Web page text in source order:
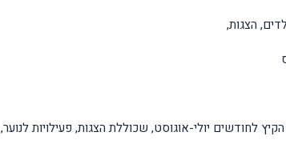
הצגות,
לחודשים יולי-אוגוסט, שכוללת הצגות, פעילויות לנוער,